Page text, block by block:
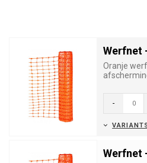
Werfnet
Oranje
-
Werfnet